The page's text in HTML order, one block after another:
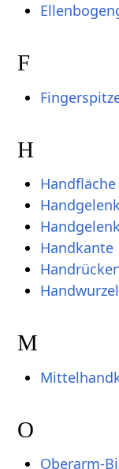
F
H
Handfläche
Handkante
M
O
Oberarm-